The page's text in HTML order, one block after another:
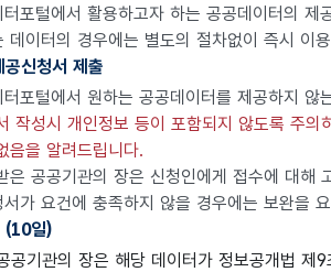
터포털에서 활용하고자 하는 공공데이터의 제
데이터의 경우에는 별도의 절차없이 즉시 이
신청서 제출
터포털에서 원하는 공공데이터를 제공하지
작성시 개인정보 등이 포함되지 않도록 주의
음을 알려드립니다.
은 공공기관의 장은 신청인에게 접수에 대해
서가 요건에 충족하지 않을 경우에는 보완을
(10일)
공기관의 장은 해당 데이터가 정보공개법 제